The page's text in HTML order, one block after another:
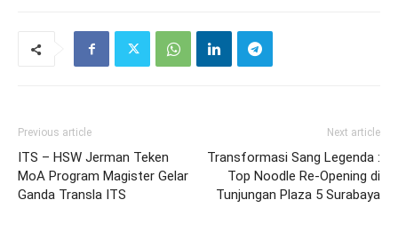
Previous article
ITS – HSW Jerman Teken
MoA Program Magister Gelar
Ganda Transla ITS
Next article
Transformasi Sang Legenda :
Top Noodle Re-Opening di
Tunjungan Plaza 5 Surabaya